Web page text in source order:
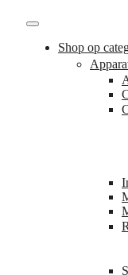
Shop op